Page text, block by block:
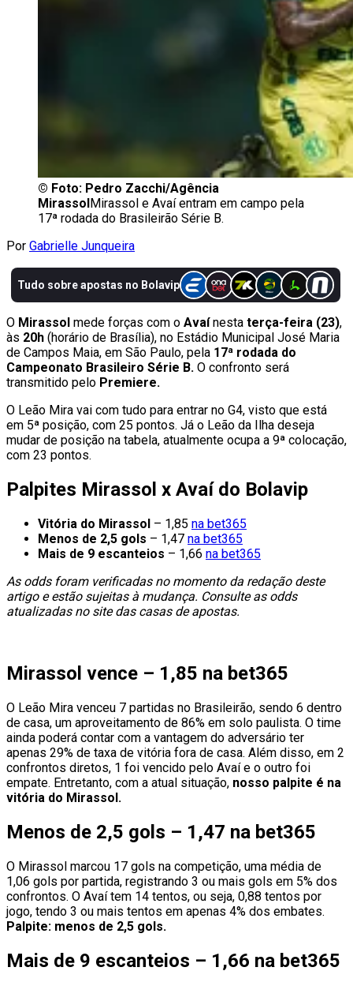
© Foto: Pedro Zacchi/Agência
Mirassol Mirassol e Avaí entram em campo pela
17ª rodada do Brasileirão Série B.
Por Gabrielle Junqueira
O Mirassol mede forças com o Avaínesta terça-feira (23),
às 20h (horário de Brasília), no Estádio Municipal José Maria
de Campos Maia, em São Paulo, pela 17ª rodada do
Campeonato Brasileiro Série B. O confronto será
transmitido pelo Premiere.
O Leão Mira vai com tudo para entrar no G4, visto que está
em 5ª posição, com 25 pontos. Já o Leão da Ilha deseja
mudar de posição na tabela, atualmente ocupa a 9ª colocação,
com 23 pontos.
Palpites Mirassol x Avaí do Bolavip
Vitória do Mirassol – 1,85 na bet365
Menos de 2,5 gols – 1,47 na bet365
Mais de 9 escanteios – 1,66 na bet365
As odds foram verificadas no momento da redação deste
artigo e estão sujeitas à mudança. Consulte as odds
atualizadas no site das casas de apostas.
Mirassol vence – 1,85 na bet365
O Leão Mira venceu 7 partidas no Brasileirão, sendo 6 dentro
de casa, um aproveitamento de 86% em solo paulista. O time
ainda poderá contar com a vantagem do adversário ter
apenas 29% de taxa de vitória fora de casa. Além disso, em 2
confrontos diretos, 1 foi vencido pelo Avaí e o outro foi
empate. Entretanto, com a atual situação, nosso palpite é na
vitória do Mirassol.
Menos de 2,5 gols – 1,47 na bet365
O Mirassol marcou 17 gols na competição, uma média de
1,06 gols por partida, registrando 3 ou mais gols em 5% dos
confrontos. O Avaí tem 14 tentos, ou seja, 0,88 tentos por
jogo, tendo 3 ou mais tentos em apenas 4% dos embates.
Palpite: menos de 2,5 gols.
Mais de 9 escanteios – 1,66 na bet365